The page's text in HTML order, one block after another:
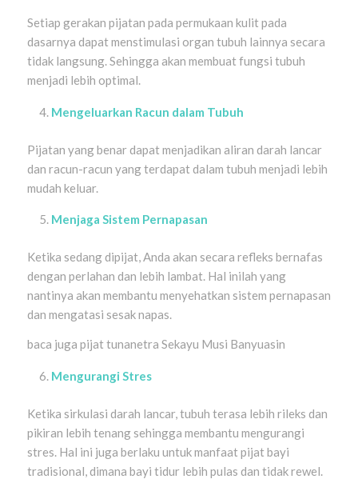
Setiap gerakan pijatan pada permukaan kulit pada
dasarnya dapat menstimulasi organ tubuh lainnya secara
tidak langsung. Sehingga akan membuat fungsi tubuh
menjadi lebih optimal.
Mengeluarkan Racun dalam Tubuh
Pijatan yang benar dapat menjadikan aliran darah lancar
dan racun-racun yang terdapat dalam tubuh menjadi lebih
mudah keluar.
Menjaga Sistem Pernapasan
Ketika sedang dipijat, Anda akan secara refleks bernafas
dengan perlahan dan lebih lambat. Hal inilah yang
nantinya akan membantu menyehatkan sistem pernapasan
dan mengatasi sesak napas.
baca juga pijat tunanetra Sekayu Musi Banyuasin
Mengurangi Stres
Ketika sirkulasi darah lancar, tubuh terasa lebih rileks dan
pikiran lebih tenang sehingga membantu mengurangi
stres. Hal ini juga berlaku untuk manfaat pijat bayi
tradisional, dimana bayi tidur lebih pulas dan tidak rewel.